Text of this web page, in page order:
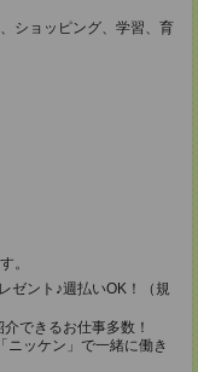
ショッピング、学習、育
。
ゼント♪週払いOK！（規
できるお仕事多数！
ニッケン」で一緒に働き